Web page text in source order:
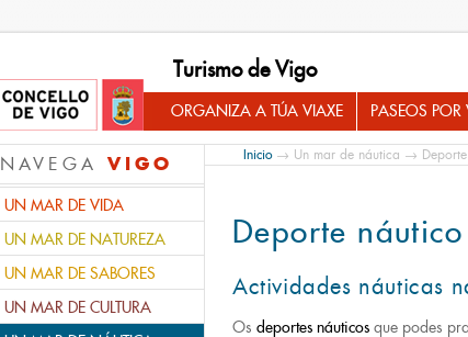
Turismo de Vigo
ORGANIZA A TÚA VIAXE PASEOS
NAVEGA VIGO
UN MAR DE VIDA
UN MAR DE NATUREZA
UN MAR DE SABORES
UN MAR DE CULTURA
Inicio→ Un mar de náutica →
Deporte náutico
Actividades náuticas
Os deportes náuticos que podes